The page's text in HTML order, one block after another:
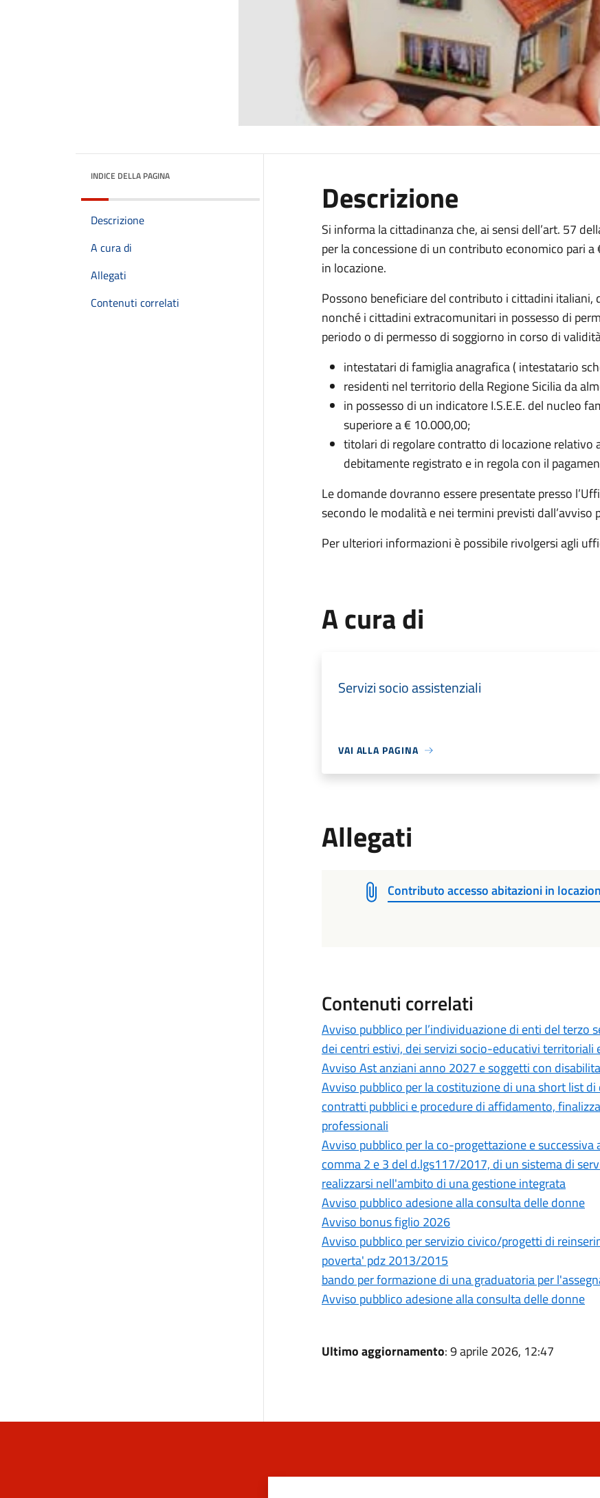
INDICE DELLA PAGINA
Descrizione
A cura di
Allegati
Contenuti correlati
Descrizione
Si informa la cittadinanza che, ai sensi dell’art. 57
per la concessione di un contributo economico pari
in locazione.
Possono beneficiare del contributo i cittadini italiani,
nonché i cittadini extracomunitari in possesso di
periodo o di permesso di soggiorno in corso di
intestatari di famiglia anagrafica ( intestatario
residenti nel territorio della Regione Sicilia da
in possesso di un indicatore I.S.E.E. del nucleo
superiore a € 10.000,00;
titolari di regolare contratto di locazione relativo
debitamente registrato e in regola con il
Le domande dovranno essere presentate presso
secondo le modalità e nei termini previsti dall’avviso
Per ulteriori informazioni è possibile rivolgersi agli
A cura di
Servizi socio assistenziali
VAI ALLA PAGINA
Allegati
Contributo accesso abitazioni in
Contenuti correlati
Avviso pubblico per l’individuazione di enti del terzo
dei centri estivi, dei servizi socio-educativi
Avviso Ast anziani anno 2027 e soggetti con
Avviso pubblico per la costituzione di una short list
contratti pubblici e procedure di affidamento,
professionali
Avviso pubblico per la co-progettazione e
comma 2 e 3 del d.lgs117/2017, di un sistema di
realizzarsi nell'ambito di una gestione integrata
Avviso pubblico adesione alla consulta delle donne
Avviso bonus figlio 2026
Avviso pubblico per servizio civico/progetti di
poverta' pdz 2013/2015
bando per formazione di una graduatoria per
Avviso pubblico adesione alla consulta delle donne
Ultimo aggiornamento: 9 aprile 2026, 12:47